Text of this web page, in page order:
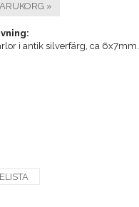
»
i antik silverfärg, ca 6x7mm.